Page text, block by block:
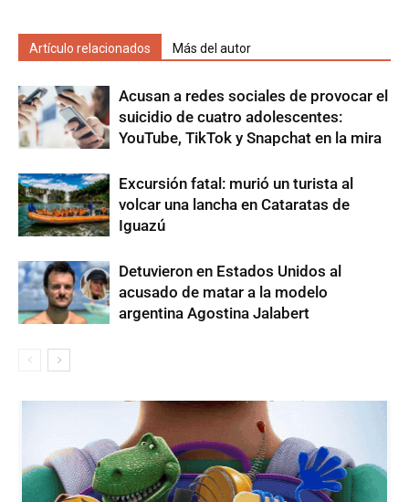
Artículo relacionados Más del autor
Acusan a redes sociales de provocar el
suicidio de cuatro adolescentes:
YouTube, TikTok y Snapchat en la mira
Excursión fatal: murió un turista al
volcar una lancha en Cataratas de
Iguazú
Detuvieron en Estados Unidos al
acusado de matar a la modelo
argentina Agostina Jalabert